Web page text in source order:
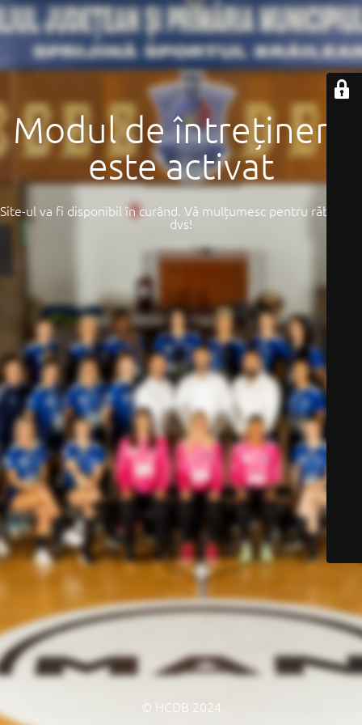
Modul de întreținere
este activat
Site-ul va fi disponibil în curând. Vă mulțumesc pentru răbdarea
dvs!
© HCDB 2024